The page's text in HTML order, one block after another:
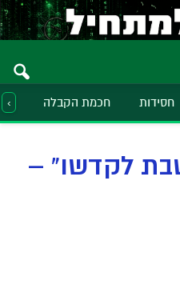
חסידות חכמת הקבלה ‹
לקדשו" –